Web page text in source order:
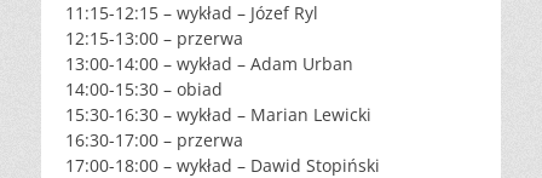
11:15-12:15 – wykład – Józef Ryl
12:15-13:00 – przerwa
13:00-14:00 – wykład – Adam Urban
14:00-15:30 – obiad
15:30-16:30 – wykład – Marian Lewicki
16:30-17:00 – przerwa
17:00-18:00 – wykład – Dawid Stopiński